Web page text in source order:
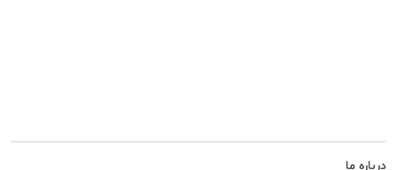
درباره ما